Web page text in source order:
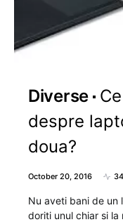
Diverse
despre
doua?
October 20, 2016
Nu aveti bani de un
doriti unul chiar si la